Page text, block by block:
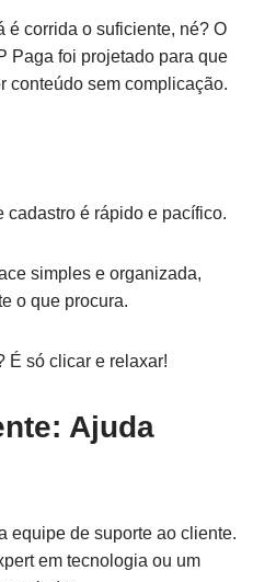
é corrida o suficiente, né? O
Paga foi projetado para que
conteúdo sem complicação.
cadastro é rápido e pacífico.
simples e organizada,
o que procura.
É só clicar e relaxar!
Ajuda
equipe de suporte ao cliente.
em tecnologia ou um